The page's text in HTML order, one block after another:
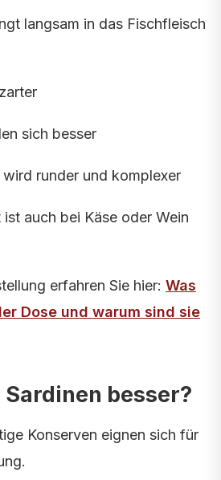
langsam in das Fischfleisch
sich besser
runder und komplexer
auch bei Käse oder Wein
erfahren Sie hier: Was
Dose und warum sind sie
besser?
Konserven eignen sich für